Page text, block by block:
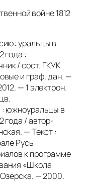
войне 1812
уральцы в
года :
/ сост. ГКУК
и граф. дан. —
— 1 электрон.
: южноуральцы в
года / автор-
— Текст :
Русь
к программе
«Школа
— 2000.